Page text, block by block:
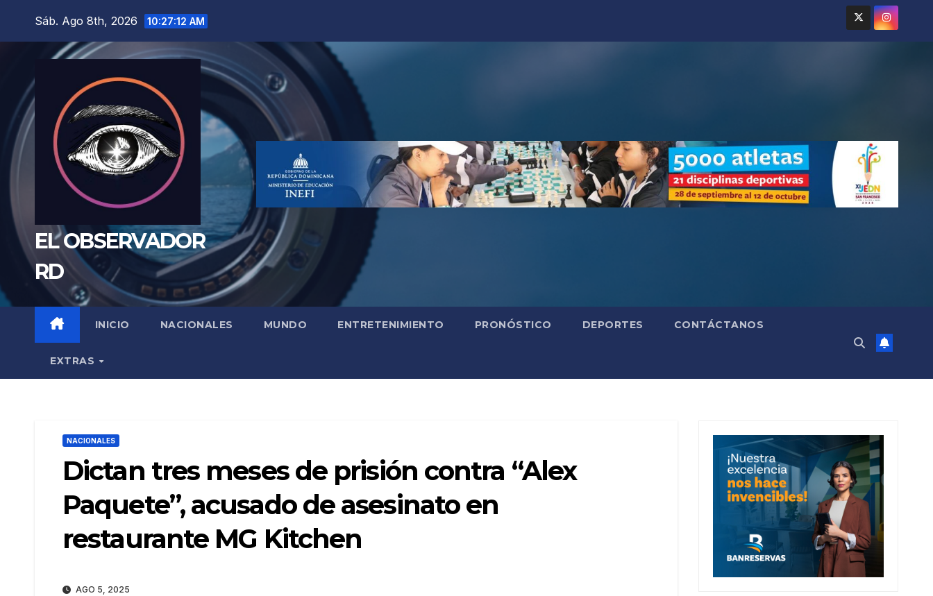
Sáb. Ago 8th, 2026 10:27:13 AM
EL OBSERVADOR
RD
INICIO NACIONALES MUNDO ENTRETENIMIENTO PRONÓSTICO DEPORTES CONTÁCTANOS
EXTRAS
NACIONALES
Dictan tres meses de prisión contra “Alex
Paquete”, acusado de asesinato en
restaurante MG Kitchen
AGO 5, 2025